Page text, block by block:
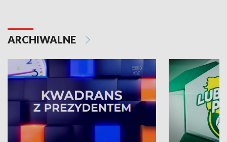
ARCHIWALNE